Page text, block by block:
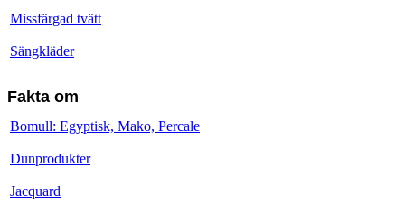
Missfärgad tvätt
Sängkläder
Fakta om
Bomull: Egyptisk, Mako, Percale
Dunprodukter
Jacquard